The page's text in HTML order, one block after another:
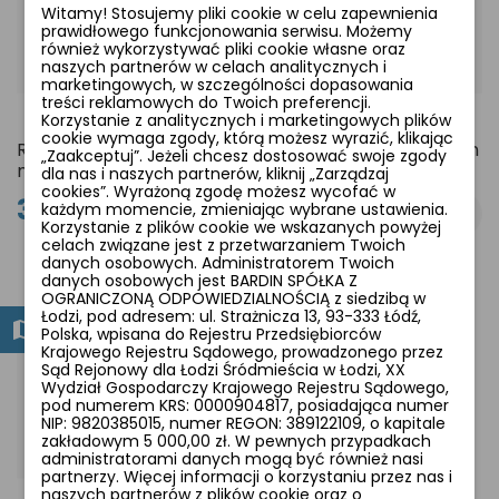
Rower Unibike Expedition
męski 2026r.
3 599,00 zł
Rower Unibike Expedition
damski 2026r.
3 599,00 zł
favorite_border
Witamy! Stosujemy pliki cookie w celu zapewnienia
prawidłowego funkcjonowania serwisu. Możemy
również wykorzystywać pliki cookie własne oraz
naszych partnerów w celach analitycznych i
marketingowych, w szczególności dopasowania
treści reklamowych do Twoich preferencji.
Korzystanie z analitycznych i marketingowych plików
cookie wymaga zgody, którą możesz wyrazić, klikając
„Zaakceptuj”. Jeżeli chcesz dostosować swoje zgody
dla nas i naszych partnerów, kliknij „Zarządzaj
cookies”. Wyrażoną zgodę możesz wycofać w
każdym momencie, zmieniając wybrane ustawienia.
Korzystanie z plików cookie we wskazanych powyżej
celach związane jest z przetwarzaniem Twoich
danych osobowych. Administratorem Twoich
danych osobowych jest BARDIN SPÓŁKA Z
OGRANICZONĄ ODPOWIEDZIALNOŚCIĄ z siedzibą w
Łodzi, pod adresem: ul. Strażnicza 13, 93-333 Łódź,
Polska, wpisana do Rejestru Przedsiębiorców
Krajowego Rejestru Sądowego, prowadzonego przez
Sąd Rejonowy dla Łodzi Śródmieścia w Łodzi, XX
Wydział Gospodarczy Krajowego Rejestru Sądowego,
pod numerem KRS: 0000904817, posiadająca numer
NIP: 9820385015, numer REGON: 389122109, o kapitale
zakładowym 5 000,00 zł. W pewnych przypadkach
administratorami danych mogą być również nasi
partnerzy. Więcej informacji o korzystaniu przez nas i
naszych partnerów z plików cookie oraz o